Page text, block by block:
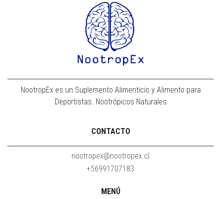
NootropEx es un Suplemento Alimenticio y Alimento para
Deportistas. Nootrópicos Naturales
CONTACTO
nootropex@nootropex.cl
+56991707183
MENÚ